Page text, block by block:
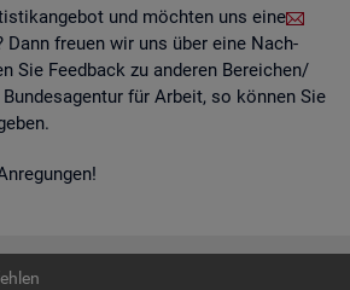
und möch­ten uns eine
Dann freu­en wir uns über eine Nach­
Sie Feed­back zu an­de­ren Be­rei­chen/
für Ar­beit, so kön­nen Sie